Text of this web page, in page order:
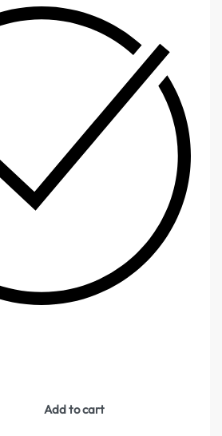
Add to cart